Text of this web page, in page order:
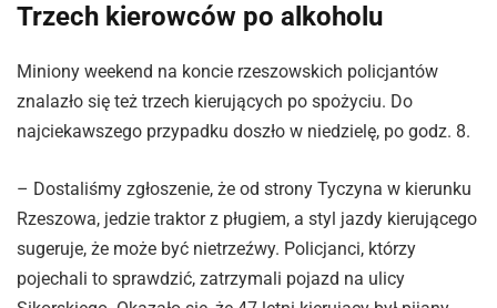
Trzech kierowców po alkoholu
Miniony weekend na koncie rzeszowskich policjantów
znalazło się też trzech kierujących po spożyciu. Do
najciekawszego przypadku doszło w niedzielę, po godz. 8.
– Dostaliśmy zgłoszenie, że od strony Tyczyna w kierunku
Rzeszowa, jedzie traktor z pługiem, a styl jazdy kierującego
sugeruje, że może być nietrzeźwy. Policjanci, którzy
pojechali to sprawdzić, zatrzymali pojazd na ulicy